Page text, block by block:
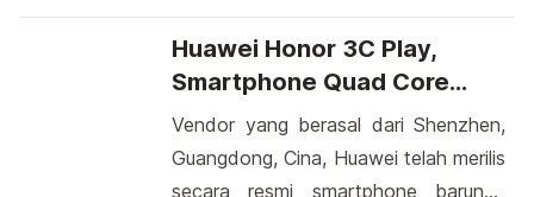
juga sebagai salah satu […]
bahwa sekarang Anda dapat
mengintegrasikan mouse dengan
mouse di Android adalah salah satu
cara untuk meningkatkan
Huawei Honor 3C Play,
Smartphone Quad Core
Harga Terjangkau
Vendor yang berasal dari Shenzhen,
Guangdong, Cina, Huawei telah merilis
secara resmi smartphone barunya